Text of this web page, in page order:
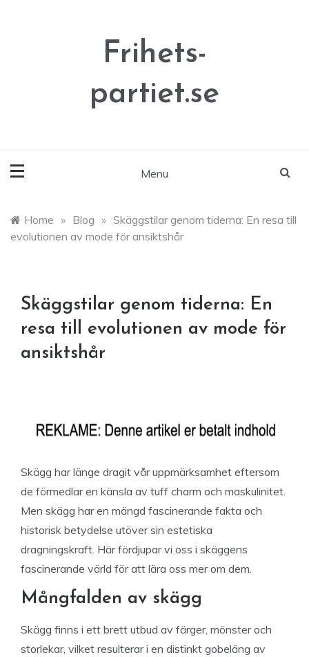
Frihets-
partiet.se
Menu
Home » Blog » Skäggstilar genom tiderna: En resa till
evolutionen av mode för ansiktshår
Skäggstilar genom tiderna: En
resa till evolutionen av mode för
ansiktshår
Skägg har länge dragit vår uppmärksamhet eftersom
de förmedlar en känsla av tuff charm och maskulinitet.
Men skägg har en mängd fascinerande fakta och
historisk betydelse utöver sin estetiska
dragningskraft. Här fördjupar vi oss i skäggens
fascinerande värld för att lära oss mer om dem.
Mångfalden av skägg
Skägg finns i ett brett utbud av färger, mönster och
storlekar, vilket resulterar i en distinkt gobeläng av